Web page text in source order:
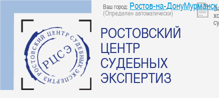
Ваш город: Ростов-на-ДонуМурманск
(Определен автоматически)
РОСТОВСКИЙ
ЦЕНТР
СУДЕБНЫХ
ЭКСПЕРТИЗ